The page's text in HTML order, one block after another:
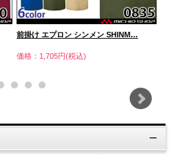
前掛け エプロン シンメン SHINM…
価格：1,705円(税込)